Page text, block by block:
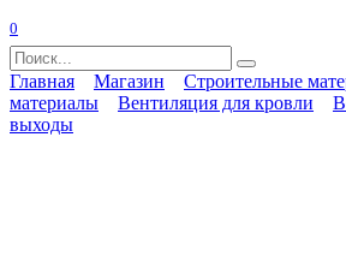
0
Search
for:
Главная Магазин Строительные
материалы
Вентиляция для кровли
выходы